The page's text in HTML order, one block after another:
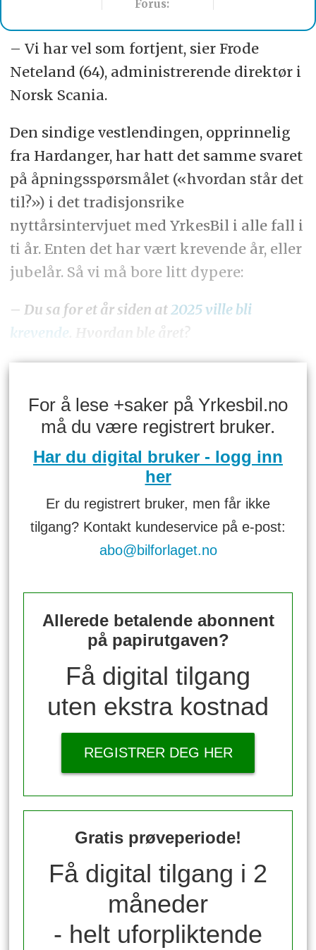
– Vi har vel som fortjent, sier Frode
Neteland (64), administrerende direktør i
Norsk Scania.
Den sindige vestlendingen, opprinnelig
fra Hardanger, har hatt det samme svaret
på åpningsspørsmålet («hvordan står det
til?») i det tradisjonsrike
nyttårsintervjuet med YrkesBil i alle fall i
ti år. Enten det har vært krevende år, eller
jubelår. Så vi må bore litt dypere:
– Du sa for et år siden at2025 ville bli
krevende . Hvordan ble året?
For å lese +saker på Yrkesbil.no
må du være registrert bruker.
Har du digital bruker - logg inn
her
Er du registrert bruker, men får ikke
tilgang? Kontakt kundeservice på e-post:
abo@bilforlaget.no
Allerede betalende abonnent
på papirutgaven?
Få digital tilgang
uten ekstra kostnad
REGISTRER DEG HER
Gratis prøveperiode!
Få digital tilgang i 2
måneder
- helt uforpliktende